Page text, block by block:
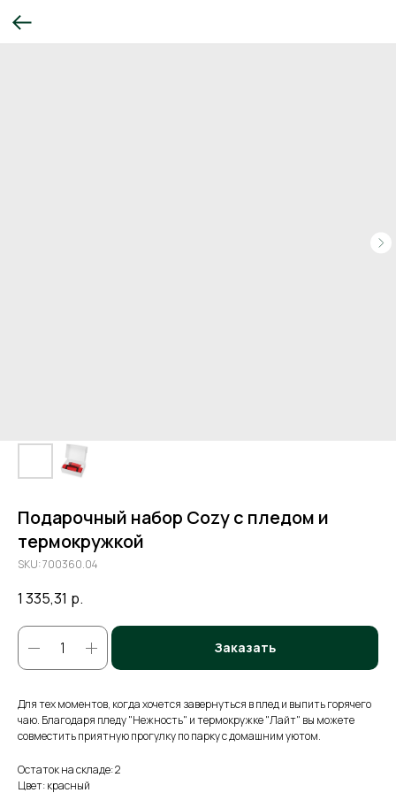
Подарочный набор Cozy с пледом и
термокружкой
SKU:700360.04
1 335,31 р.
Заказать
Для тех моментов, когда хочется завернуться в плед и выпить горячего
чаю. Благодаря пледу "Нежность" и термокружке "Лайт" вы можете
совместить приятную прогулку по парку с домашним уютом.
Остаток на складе: 2
Цвет: красный